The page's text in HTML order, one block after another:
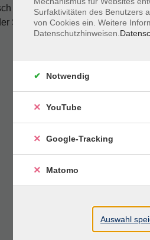
auf, statt oberflächlich Kontakte
Sie Ihr Netzwerk langfristig und
Surfaktivitäten des Benutzers
von Cookies ein. Weitere
Datenschutzhinweisen.
Notwendig
YouTube
Google-Tracking
Matomo
Auswahl